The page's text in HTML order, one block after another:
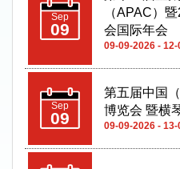
Sep
09
（APAC）
会国际年会
09-09-2026 -
Sep
09
第五届中国
博览会 暨横
09-09-2026 -